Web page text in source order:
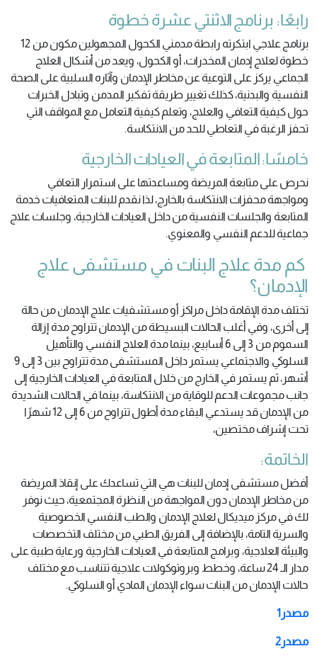
رابعًا: برنامج الاثنتي عشرة خطوة
برنامج علاجي ابتكرته رابطة مدمني الكحول المجهولين مكون من 12
خطوة لعلاج إدمان المخدرات، أو الكحول، ويعد من أشكال العلاج
الجماعي يركز على التوعية عن مخاطر الإدمان وآثاره السلبية على الصحة
النفسية والبدنية، كذلك تغيير طريقة تفكير المدمن وتبادل الخبرات
حول كيفية التعافي والعلاج، وتعلم كيفية التعامل مع المواقف التي
تحفز الرغبة في التعاطي للحد من الانتكاسة.
خامسًا: المتابعة في العيادات الخارجية
نحرص على متابعة المريضة ومساعدتها على استمرار التعافي
ومواجهة محفزات الانتكاسة بالخارج، لذا نقدم للبنات المتعافيات خدمة
المتابعة والجلسات النفسية من داخل العيادات الخارجية، وجلسات علاج
جماعية للدعم النفسي والمعنوي.
كم مدة علاج البنات في مستشفى علاج
الإدمان؟
تختلف مدة الإقامة داخل مراكز أو مستشفيات علاج الإدمان من حالة
إلى أخرى، وفي أغلب الحالات البسيطة من الإدمان تتراوح مدة إزالة
السموم من 3 إلى 6 أسابيع، بينما مدة العلاج النفسي والتأهيل
السلوكي والاجتماعي يستمر داخل المستشفى مدة تتراوح بين 3 إلى 9
أشهر، ثم يستمر في الخارج من خلال المتابعة في العيادات الخارجية إلى
جانب مجموعات الدعم للوقاية من الانتكاسة، بينما في الحالات الشديدة
من الإدمان قد يستدعي البقاء مدة أطول تتراوح من 6 إلى 12 شهرًا
تحت إشراف مختصين،
الخاتمة:
أفضل مستشفى إدمان للبنات هي التي تساعدك على إنقاذ المريضة
من مخاطر الإدمان دون المواجهة من النظرة المجتمعية، حيث نوفر
لك في مركز ميديكال لعلاج الإدمان والطب النفسي الخصوصية
والسرية التامة، بالإضافة إلى الفريق الطبي من مختلف التخصصات
والبيئة العلاجية، وبرامج المتابعة في العيادات الخارجية ورعاية طبية على
مدار الـ 24 ساعة، وخطط وبروتوكولات علاجية تتناسب مع مختلف
حالات الإدمان من البنات سواء الإدمان المادي أو السلوكي.
مصدر1
مصدر2